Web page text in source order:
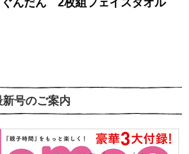
新号のご案内